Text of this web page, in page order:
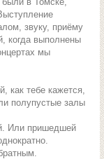
звуку, приёму
когда выполнены
мы
как тебе кажется,
полупустые залы
Или пришедшей